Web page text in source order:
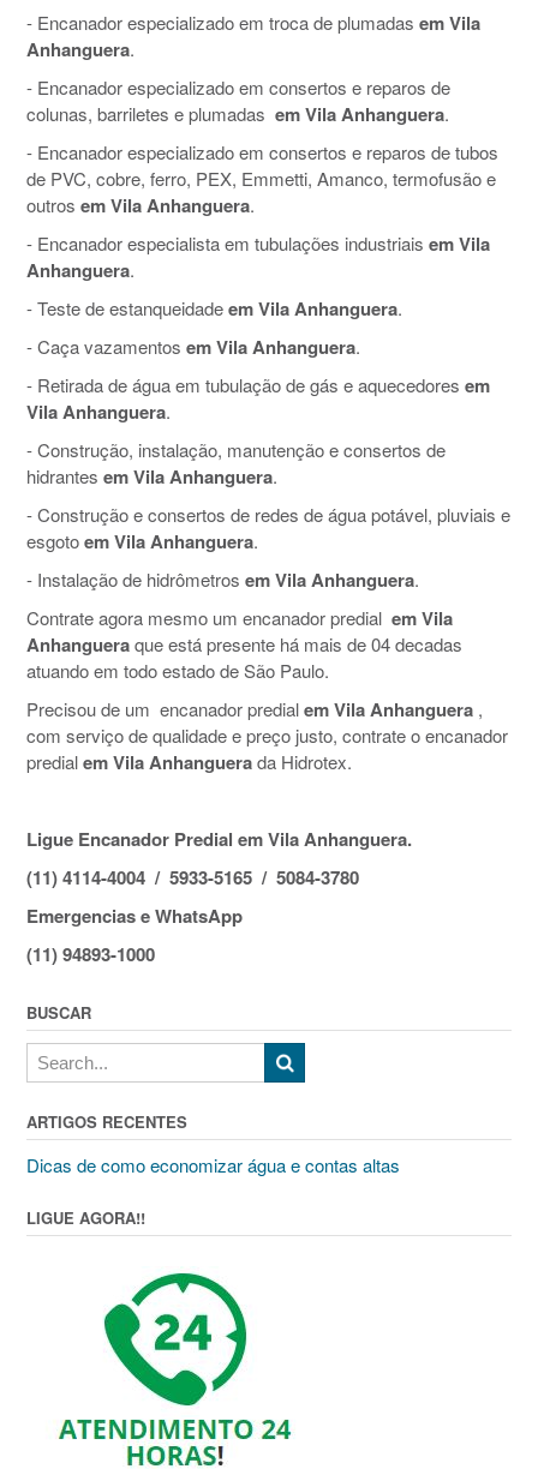
- Encanador especializado em troca de plumadas em Vila
Anhanguera.
- Encanador especializado em consertos e reparos de
colunas, barriletes e plumadas em Vila Anhanguera.
- Encanador especializado em consertos e reparos de tubos
de PVC, cobre, ferro, PEX, Emmetti, Amanco, termofusão e
outros em Vila Anhanguera.
- Encanador especialista em tubulações industriais em Vila
Anhanguera.
- Teste de estanqueidadeem Vila Anhanguera.
- Caça vazamentos em Vila Anhanguera.
- Retirada de água em tubulação de gás e aquecedores em
Vila Anhanguera.
- Construção, instalação, manutenção e consertos de
hidrantes em Vila Anhanguera.
- Construção e consertos de redes de água potável, pluviais e
esgotoem Vila Anhanguera.
- Instalação de hidrômetros em Vila Anhanguera.
Contrate agora mesmo um encanador predial em Vila
Anhangueraque está presente há mais de 04 decadas
atuando em todo estado de São Paulo.
Precisou de um encanador predialem Vila Anhanguera ,
com serviço de qualidade e preço justo, contrate o encanador
predialem Vila Anhanguerada Hidrotex.
Ligue Encanador Predial em Vila Anhanguera.
(11) 4114-4004 / 5933-5165 / 5084-3780
Emergencias e WhatsApp
(11) 94893-1000
BUSCAR
ARTIGOS RECENTES
Dicas de como economizar água e contas altas
LIGUE AGORA!!